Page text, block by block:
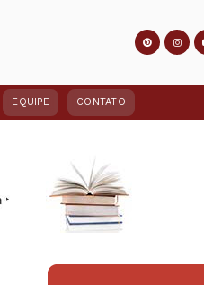
EQUIPE CONTATO